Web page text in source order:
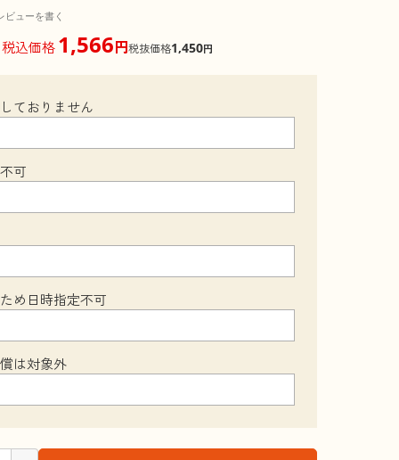
ビューを書く
税込価格 1,566円税抜価格1,450円
ておりません
可
め日時指定不可
は対象外